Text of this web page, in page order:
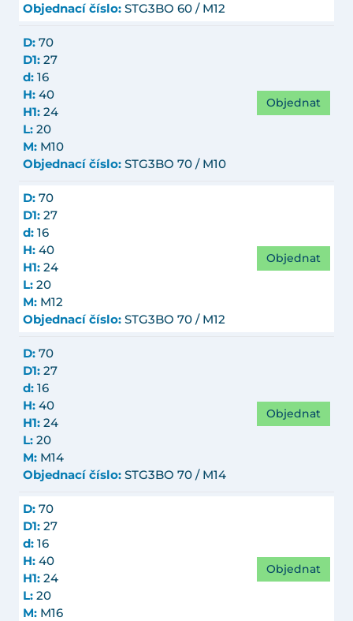
Objednací číslo: STG3BO 60 / M12
D: 70
D1: 27
d: 16
H: 40
H1: 24
L: 20
M: M10
Objednací číslo: STG3BO 70 / M10
Objednat
D: 70
D1: 27
d: 16
H: 40
H1: 24
L: 20
M: M12
Objednací číslo: STG3BO 70 / M12
Objednat
D: 70
D1: 27
d: 16
H: 40
H1: 24
L: 20
M: M14
Objednací číslo: STG3BO 70 / M14
Objednat
D: 70
D1: 27
d: 16
H: 40
H1: 24
L: 20
M: M16
Objednat